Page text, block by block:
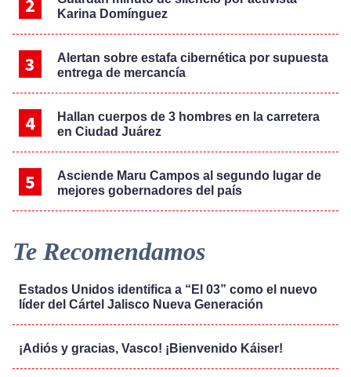
Karina Domínguez
Alertan sobre estafa cibernética por supuesta
entrega de mercancía
Hallan cuerpos de 3 hombres en la carretera
en Ciudad Juárez
Asciende Maru Campos al segundo lugar de
mejores gobernadores del país
Te Recomendamos
Estados Unidos identifica a “El 03” como el nuevo
líder del Cártel Jalisco Nueva Generación
¡Adiós y gracias, Vasco! ¡Bienvenido Káiser!